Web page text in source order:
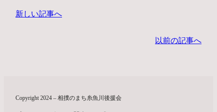
新しい記事へ
以前の記事へ
Copyright 2024 – 相撲のまち糸魚川後援会